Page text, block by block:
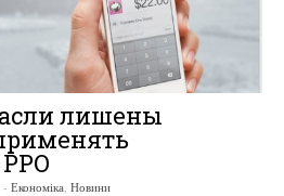
лишены
- Економіка Новини